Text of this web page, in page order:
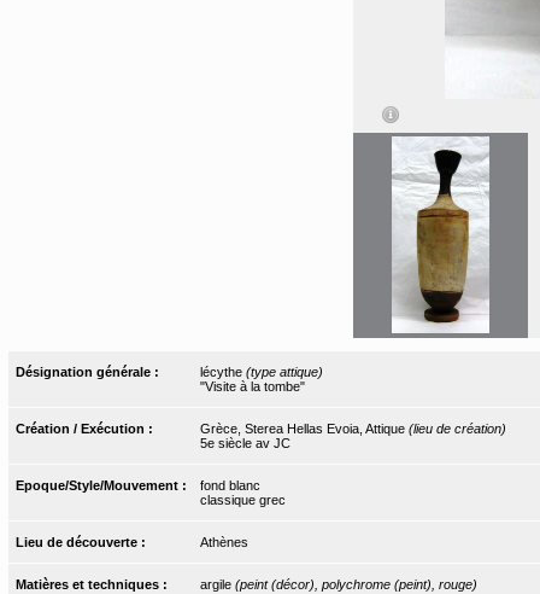
Désignation générale : lécythe (type attique)
"Visite à la tombe"
Création / Exécution : Grèce, Sterea Hellas Evoia, Attique (lieu de création)
5e siècle av JC
Epoque/Style/Mouvement :
fond blanc
classique grec
Lieu de découverte : Athènes
Matières et techniques : argile (peint (décor), polychrome (peint), rouge)